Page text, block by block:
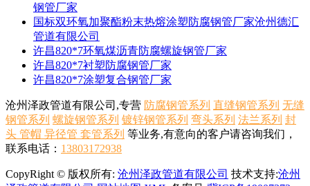
钢管厂家
国标双环氧加聚酯粉末热熔涂塑防腐钢管厂家沧州德汇
管道有限公司
许昌820*7环氧煤沥青防腐螺旋钢管厂家
许昌820*7衬塑防腐钢管厂家
许昌820*7涂塑复合钢管厂家
沧州泽政管道有限公司,专营 防腐钢管系列 直缝钢管系列 无缝
钢管系列 螺旋钢管系列 镀锌钢管系列 弯头系列 法兰系列 封
头 管帽 异径管 套管系列 等业务,有意向的客户请咨询我们，
联系电话： 13803172938
CopyRight © 版权所有: 沧州泽政管道有限公司 技术支持:沧州